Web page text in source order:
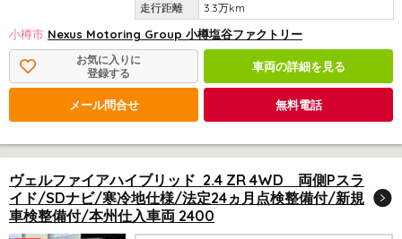
3.3万km
小樽市 Nexus Motoring Group 小樽塩谷ファクトリー
お気に入りに
登録する
車両の詳細を見る
メール問合せ 無料電話
ヴェルファイアハイブリッド 2.4 ZR 4WD 両側Pスラ
イド/SDナビ/寒冷地仕様/法定24ヵ月点検整備付/新規
車検整備付/本州仕入車両 2400